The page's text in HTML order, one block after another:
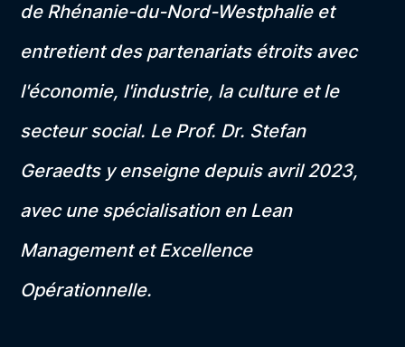
de Rhénanie-du-Nord-Westphalie et
entretient des partenariats étroits avec
l'économie, l'industrie, la culture et le
secteur social. Le Prof. Dr. Stefan
Geraedts y enseigne depuis avril 2023,
avec une spécialisation en Lean
Management et Excellence
Opérationnelle.